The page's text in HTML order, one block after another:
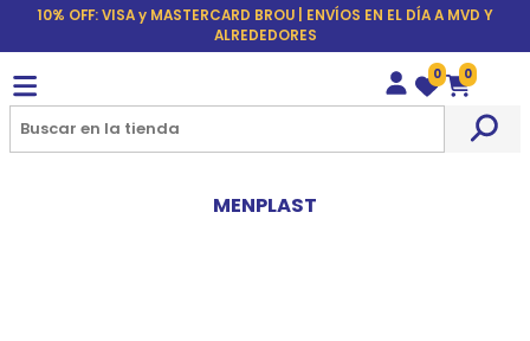
10% OFF: VISA y MASTERCARD BROU | ENVÍOS EN EL DÍA A MVD Y
ALREDEDORES
Wishlist
0
Carrito
0
MENPLAST